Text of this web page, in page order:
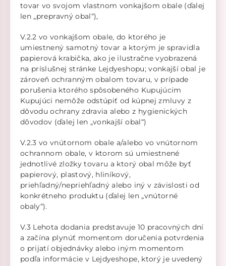
tovar vo svojom vlastnom vonkajšom obale (ďalej
len „prepravný obal“),
V.2.2 vo vonkajšom obale, do ktorého je
umiestnený samotný tovar a ktorým je spravidla
papierová krabička, ako je ilustračne vyobrazená
na príslušnej stránke Lejdyeshopu; vonkajší obal je
zároveň ochranným obalom tovaru, v prípade
porušenia ktorého spôsobeného Kupujúcim
Kupujúci nemôže odstúpiť od kúpnej zmluvy z
dôvodu ochrany zdravia alebo z hygienických
dôvodov (ďalej len „vonkajší obal“)
V.2.3 vo vnútornom obale a/alebo vo vnútornom
ochrannom obale, v ktorom sú umiestnené
jednotlivé zložky tovaru a ktorý obal môže byť
papierový, plastový, hliníkový,
priehľadný/nepriehľadný alebo iný v závislosti od
konkrétneho produktu (ďalej len „vnútorné
obaly“).
V.3 Lehota dodania predstavuje 10 pracovných dní
a začína plynúť momentom doručenia potvrdenia
o prijatí objednávky alebo iným momentom
podľa informácie v Lejdyeshope, ktorý je uvedený